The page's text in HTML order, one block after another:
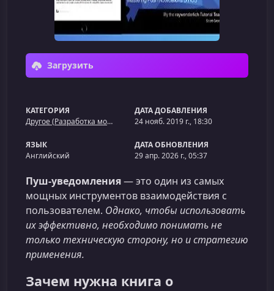
Загрузить
КАТЕГОРИЯ
Другое (Разработка мобильных приложений)
ДАТА ДОБАВЛЕНИЯ
24 нояб. 2019 г., 18:30
ЯЗЫК
Английский
ДАТА ОБНОВЛЕНИЯ
29 апр. 2026 г., 05:37
Пуш‑уведомления— это один из самых
мощных инструментов взаимодействия с
пользователем. Однако, чтобы использовать
их эффективно, необходимо понимать не
только техническую сторону, но и стратегию
применения.
Зачем нужна книга о